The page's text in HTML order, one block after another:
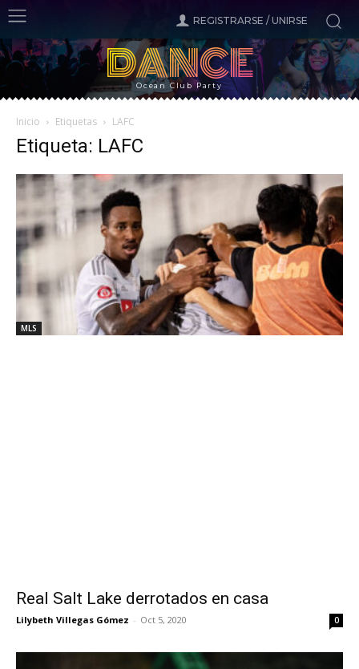
REGISTRARSE / UNIRSE
DANCE
Ocean Club Party
Inicio Etiquetas LAFC
Etiqueta: LAFC
MLS
Real Salt Lake derrotados en casa
Lilybeth Villegas Gómez - Oct 5, 2020 0